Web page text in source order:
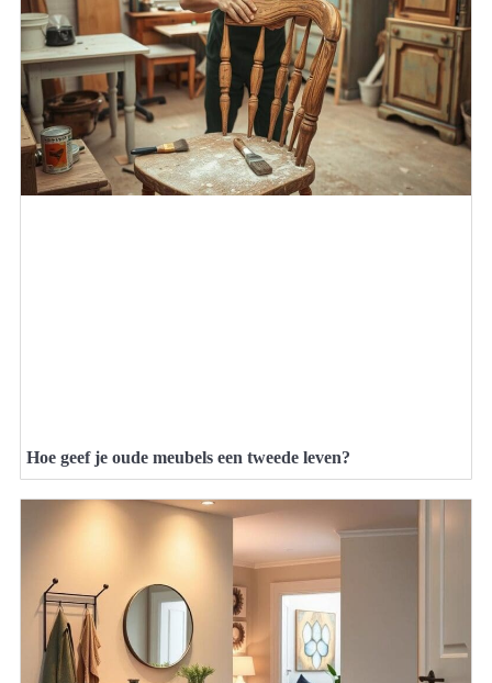
Hoe geef je oude meubels een tweede leven?